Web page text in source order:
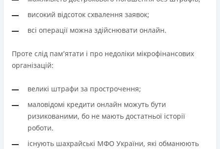
високий відсоток схвалення заявок;
всі операції можна здійснювати онлайн.
Проте слід пам’ятати і про недоліки мікрофінансових
організацій:
великі штрафи за прострочення;
маловідомі кредити онлайн можуть бути
ризикованими, бо не мають достатньої історії
роботи.
існують шахрайські МФО України, які обманюють